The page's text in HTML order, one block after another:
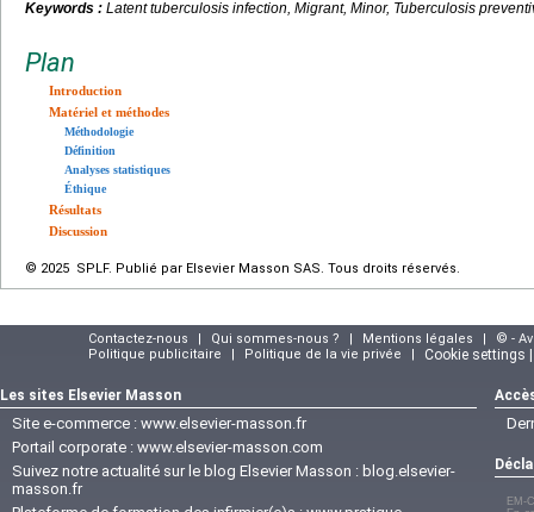
Keywords : Latent tuberculosis infection, Migrant, Minor, Tuberculosis
Plan
Introduction
Matériel et méthodes
Méthodologie
Définition
Analyses statistiques
Éthique
Résultats
Discussion
© 2025 SPLF. Publié par Elsevier Masson SAS. Tous droits réservés.
Contactez-nous | Qui sommes-nous ? | Mentions légales |
© -
Politique publicitaire
| Politique de la vie privée | Cookie settings
Les sites Elsevier Masson
Site e-commerce : www.elsevier-masson.fr
Portail corporate : www.elsevier-masson.com
Suivez notre actualité sur le blog Elsevier Masson : blog.elsevier-
masson.fr
EM-